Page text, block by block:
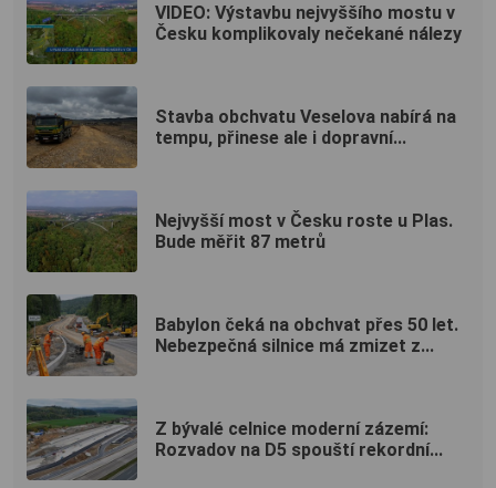
VIDEO: Výstavbu nejvyššího mostu v
Česku komplikovaly nečekané nálezy
Stavba obchvatu Veselova nabírá na
tempu, přinese ale i dopravní...
Nejvyšší most v Česku roste u Plas.
Bude měřit 87 metrů
Babylon čeká na obchvat přes 50 let.
Nebezpečná silnice má zmizet z...
Z bývalé celnice moderní zázemí:
Rozvadov na D5 spouští rekordní...